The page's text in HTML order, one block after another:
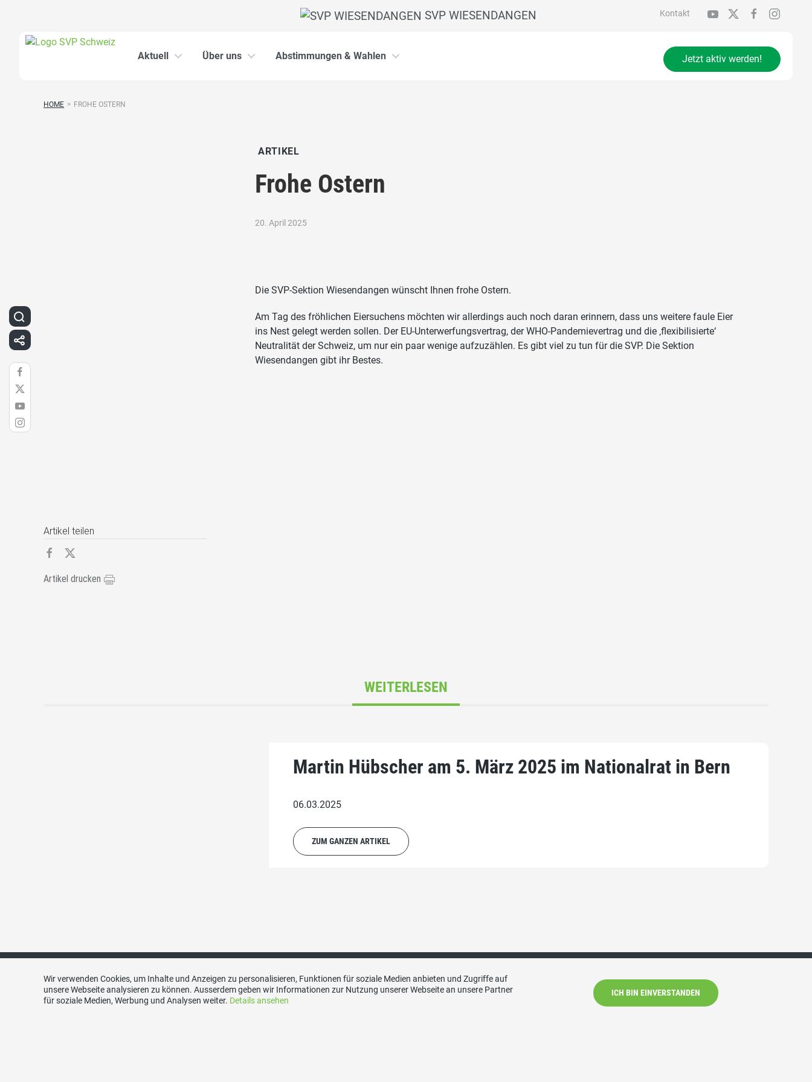
Kontakt
SVP WIESENDANGEN
Aktuell Über uns Abstimmungen & Wahlen Jetzt aktiv werden!
HOME > FROHE OSTERN
ARTIKEL
Frohe Ostern
20. April 2025
Die SVP-Sektion Wiesendangen wünscht Ihnen frohe Ostern.
Am Tag des fröhlichen Eiersuchens möchten wir allerdings auch noch daran erinnern, dass uns weitere faule Eier
ins Nest gelegt werden sollen. Der EU-Unterwerfungsvertrag, der WHO-Pandemievertrag und die ‚flexibilisierte‘
Neutralität der Schweiz, um nur ein paar wenige aufzuzählen. Es gibt viel zu tun für die SVP. Die Sektion
Wiesendangen gibt ihr Bestes.
Artikel teilen
Artikel drucken
WEITERLESEN
Martin Hübscher am 5. März 2025 im Nationalrat in Bern
06.03.2025
ZUM GANZEN ARTIKEL
Links Kontakt
Wir verwenden Cookies, um Inhalte und Anzeigen zu personalisieren, Funktionen für soziale Medien anbieten und Zugriffe auf
unsere Webseite analysieren zu können. Ausserdem geben wir Informationen zur Nutzung unserer Webseite an unsere Partner
für soziale Medien, Werbung und Analysen weiter. Details ansehen
ICH BIN EINVERSTANDEN